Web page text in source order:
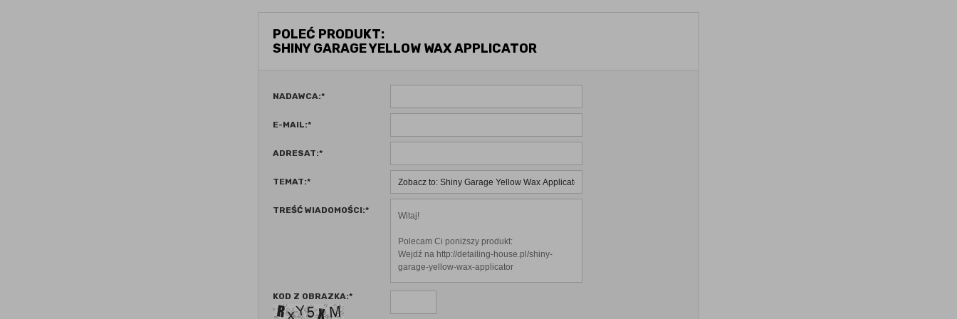
POLEĆ PRODUKT:
SHINY GARAGE YELLOW WAX APPLICATOR
NADAWCA:*
E-MAIL:*
ADRESAT:*
TEMAT:*
TREŚĆ WIADOMOŚCI:*
KOD Z OBRAZKA:*